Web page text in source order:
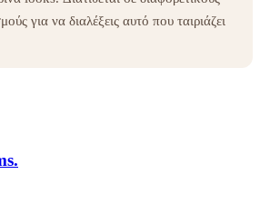
για να διαλέξεις αυτό που ταιριάζει